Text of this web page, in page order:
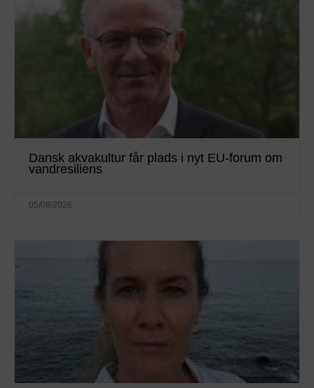
Dansk akvakultur får plads i nyt EU-forum om
vandresiliens
05/08/2026